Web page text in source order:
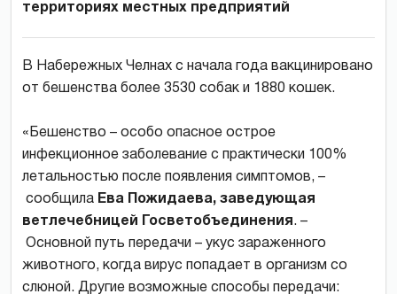
территориях местных предприятий
В Набережных Челнах с начала года вакцинировано
от бешенства более 3530 собак и 1880 кошек.
«Бешенство – особо опасное острое
инфекционное заболевание с практически 100%
летальностью после появления симптомов, –
сообщила Ева Пожидаева, заведующая
ветлечебницей Госветобъединения. –
Основной путь передачи – укус зараженного
животного, когда вирус попадает в организм со
слюной. Другие возможные способы передачи: